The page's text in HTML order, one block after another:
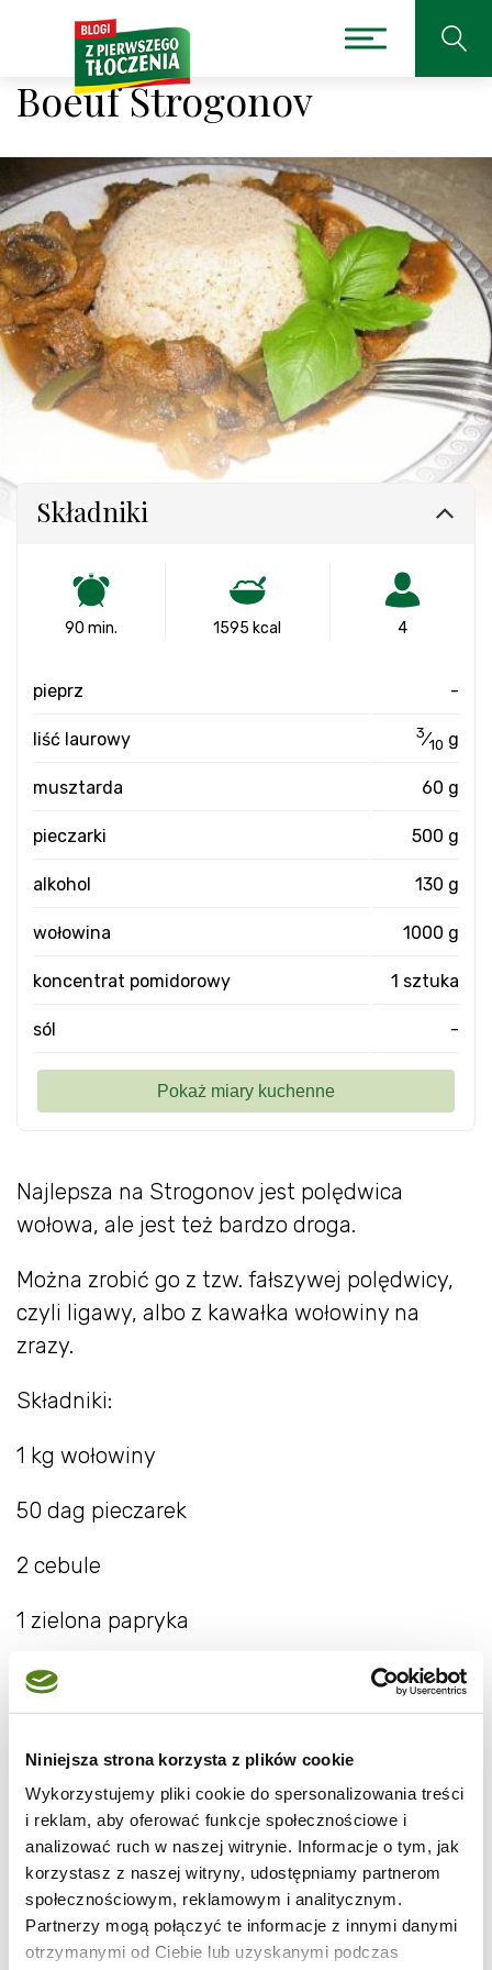
Niniejsza strona korzysta z plików cookie
Wykorzystujemy pliki cookie do spersonalizowania treści
i reklam, aby oferować funkcje społecznościowe i
analizować ruch w naszej witrynie. Informacje o tym, jak
korzystasz z naszej witryny, udostępniamy partnerom
społecznościowym, reklamowym i analitycznym.
Partnerzy mogą połączyć te informacje z innymi danymi
otrzymanymi od Ciebie lub uzyskanymi podczas
Boeuf Strogonov
Najlepsza na Strogonov jest polędwica
wołowa, ale jest też bardzo droga.
Można zrobić go z tzw. fałszywej polędwicy,
czyli ligawy, albo z kawałka wołowiny na
zrazy.
Składniki:
1 kg wołowiny
50 dag pieczarek
2 cebule
1 zielona papryka
2 gałązki selera naciowego
sherry, ale można też dać wódkę,
a ja nie miałam nic z tego i dodałam złotą
tequilę - też pasuje)
mały koncentrat pomidorowy
2 łyżki musztardy
Składniki
90 min. 1595 kcal 4
pieprz -
liść laurowy 3⁄10 g
musztarda 60 g
pieczarki 500 g
alkohol 130 g
wołowina 1000 g
koncentrat pomidorowy 1 sztuka
sól -